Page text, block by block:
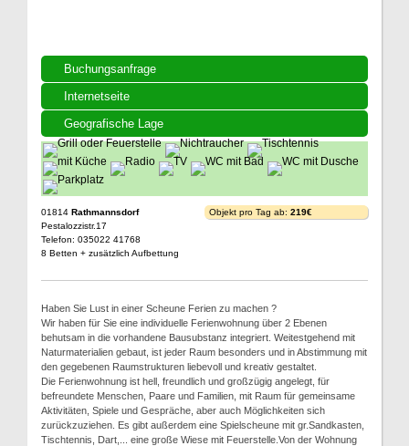
Buchungsanfrage
Internetseite
Geografische Lage
01814 Rathmannsdorf
Pestalozzistr.17
Telefon: 035022 41768
8 Betten + zusätzlich Aufbettung
Objekt pro Tag ab: 219€
Haben Sie Lust in einer Scheune Ferien zu machen ?
Wir haben für Sie eine individuelle Ferienwohnung über 2 Ebenen
behutsam in die vorhandene Bausubstanz integriert. Weitestgehend mit
Naturmaterialien gebaut, ist jeder Raum besonders und in Abstimmung mit
den gegebenen Raumstrukturen liebevoll und kreativ gestaltet.
Die Ferienwohnung ist hell, freundlich und großzügig angelegt, für
befreundete Menschen, Paare und Familien, mit Raum für gemeinsame
Aktivitäten, Spiele und Gespräche, aber auch Möglichkeiten sich
zurückzuziehen. Es gibt außerdem eine Spielscheune mit gr.Sandkasten,
Tischtennis, Dart,... eine große Wiese mit Feuerstelle.Von der Wohnung